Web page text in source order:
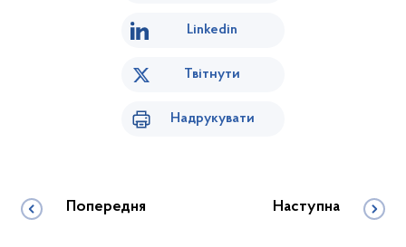
Linkedin
Твітнути
Надрукувати
Попередня Наступна